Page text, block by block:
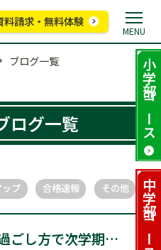
料請求・無料体験
MENU
小学部
コース
中学部
コース
ブログ一覧
ログ一覧
プ 合格速報 その他
夏休みの過ごし方で次学期が変わる！明倫の夏期講習会…